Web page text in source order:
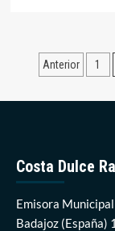
personas
vuelven
de
la
430
Anterior 1
Costa Dulce
Emisora
Badajoz (España)